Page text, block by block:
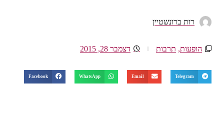
רות ברונשטיין
הופעות, תרבות דצמבר 28, 2015
Telegram
Email
WhatsApp
Facebook